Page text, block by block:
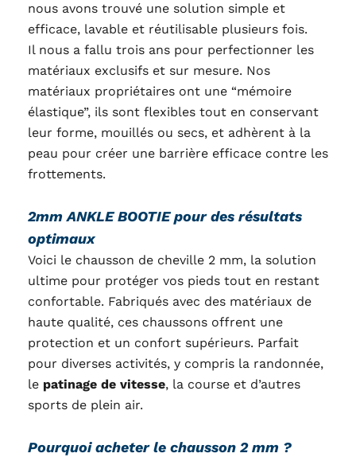
nous avons trouvé une solution simple et
efficace, lavable et réutilisable plusieurs fois.
Il nous a fallu trois ans pour perfectionner les
matériaux exclusifs et sur mesure. Nos
matériaux propriétaires ont une “mémoire
élastique”, ils sont flexibles tout en conservant
leur forme, mouillés ou secs, et adhèrent à la
peau pour créer une barrière efficace contre les
frottements.
2mm ANKLE BOOTIE pour des résultats
optimaux
Voici le chausson de cheville 2 mm, la solution
ultime pour protéger vos pieds tout en restant
confortable. Fabriqués avec des matériaux de
haute qualité, ces chaussons offrent une
protection et un confort supérieurs. Parfait
pour diverses activités, y compris la randonnée,
le patinage de vitesse, la course et d’autres
sports de plein air.
Pourquoi acheter le chausson 2 mm ?